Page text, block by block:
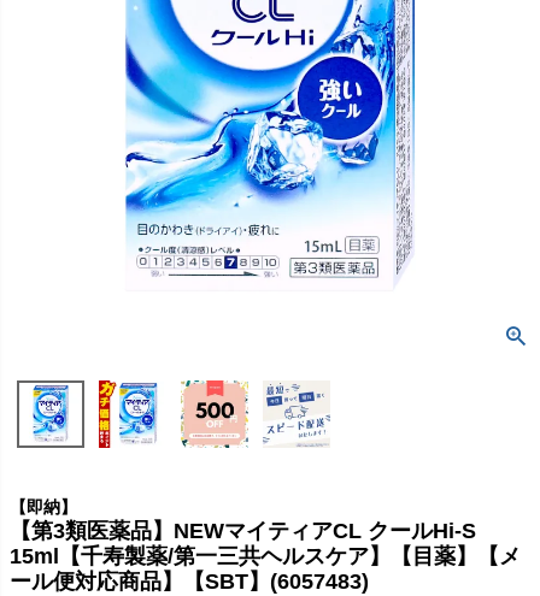
【即納】
【第3類医薬品】NEWマイティアCL クールHi-S
15ml【千寿製薬/第一三共ヘルスケア】【目薬】【メ
ール便対応商品】【SBT】(6057483)